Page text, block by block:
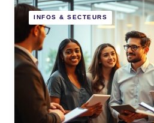
INFOS & SECTEURS